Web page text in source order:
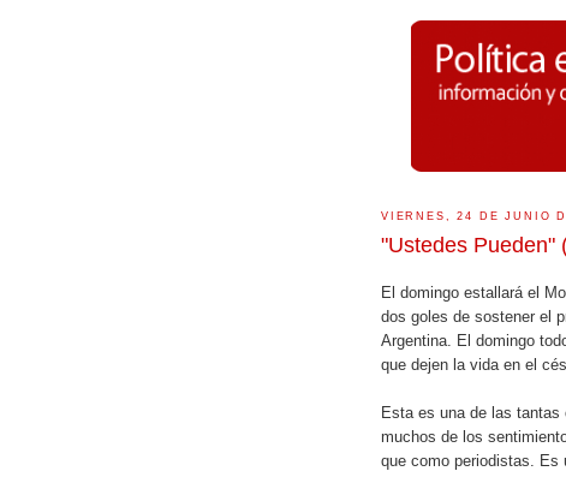
VIERNES, 24 DE JUNIO
"Ustedes Pueden"
El domingo estallará el
dos goles de sostener el
Argentina. El domingo
que dejen la vida en el
Esta es una de las
muchos de los
que como periodistas. Es